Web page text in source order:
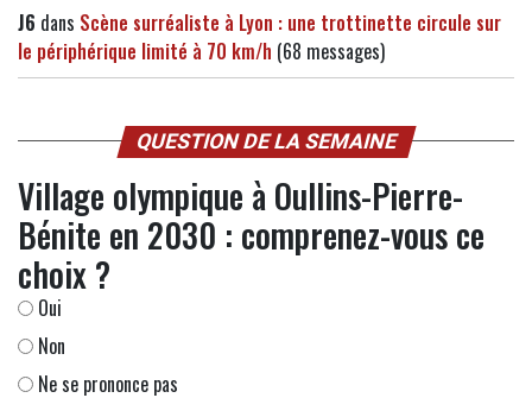
J6 dans Scène surréaliste à Lyon : une trottinette circule sur
le périphérique limité à 70 km/h (68 messages)
QUESTION DE LA SEMAINE
Village olympique à Oullins-Pierre-
Bénite en 2030 : comprenez-vous ce
choix ?
Oui
Non
Ne se prononce pas